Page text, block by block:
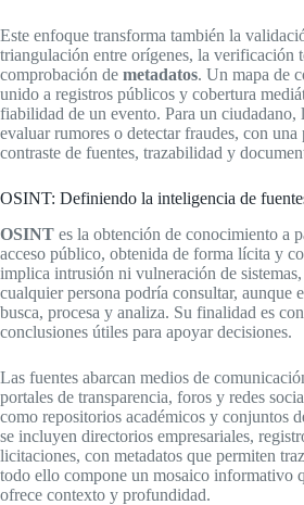
Este enfoque transforma también la
triangulación entre orígenes, la verificación
comprobación de metadatos. Un mapa de
unido a registros públicos y cobertura
fiabilidad de un evento. Para un ciudadano,
evaluar rumores o detectar fraudes, con
contraste de fuentes, trazabilidad y
OSINT: Definiendo la inteligencia de
OSINT es la obtención de conocimiento a
acceso público, obtenida de forma lícita y
implica intrusión ni vulneración de
cualquier persona podría consultar, aunque
busca, procesa y analiza. Su finalidad es
conclusiones útiles para apoyar decisiones.
Las fuentes abarcan medios de
portales de transparencia, foros y redes
como repositorios académicos y conjuntos
se incluyen directorios empresariales,
licitaciones, con metadatos que permiten
todo ello compone un mosaico informativo
ofrece contexto y profundidad.